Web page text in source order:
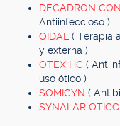
DECADRON
Antiinfeccioso )
OIDAL ( Terapia
y externa )
OTEX HC (
uso ótico )
SOMICYN (
SYNALAR OTICO